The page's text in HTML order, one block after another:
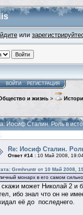
или
ВОЙТИ РЕГИСТРАЦИЯ
и жизнь >
Иосиф Сталин. Роль в
Re: Иосиф Сталин.
Ответ #14 : 10 Май 2008,
Grmhruntr от 10 Май 2008,
монарх в его самом
скажи может Николай 2 и
ибо знал что он не
её до последнего.